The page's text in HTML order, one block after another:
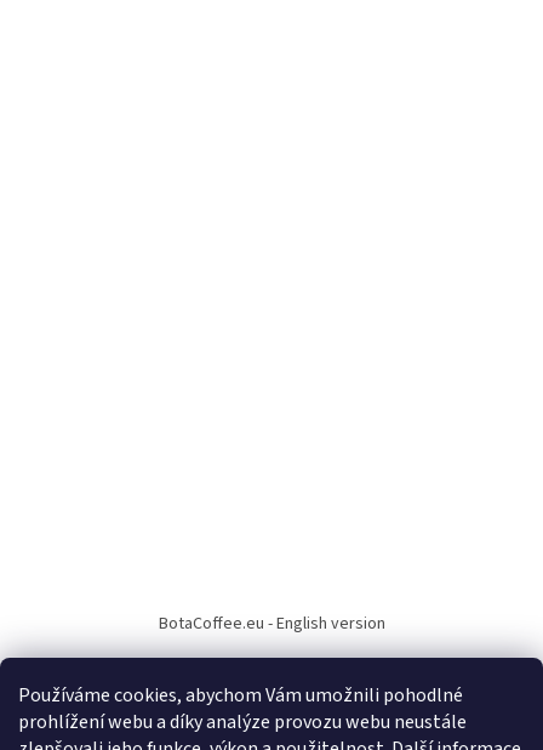
Používáme cookies, abychom Vám umožnili pohodlné
prohlížení webu a díky analýze provozu webu neustále
BotaCoffee.eu - English version